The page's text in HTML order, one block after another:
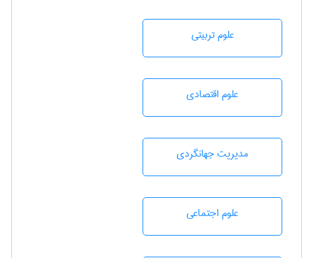
علوم تربيتی
علوم اقتصادی
مديريت جهانگردی
علوم اجتماعی